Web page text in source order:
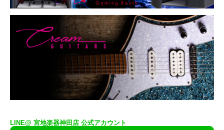
LINE@ 宮地楽器神田店 公式アカウント